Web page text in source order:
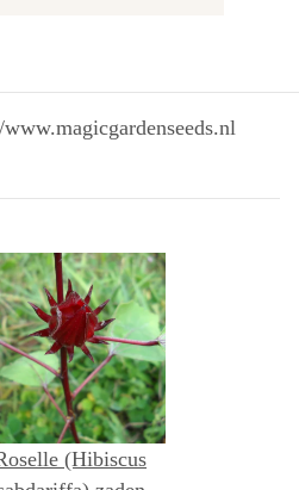
(Hibiscus